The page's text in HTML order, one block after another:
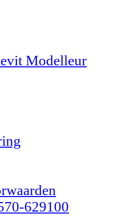
Modelleur
629100